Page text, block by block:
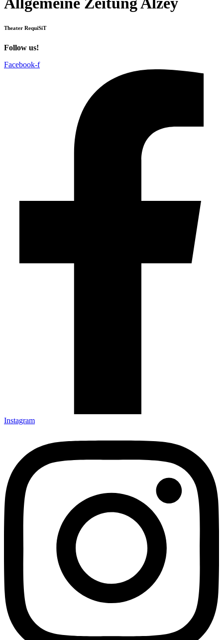
Theater RequiSiT
Follow us!
Facebook-f
Instagram